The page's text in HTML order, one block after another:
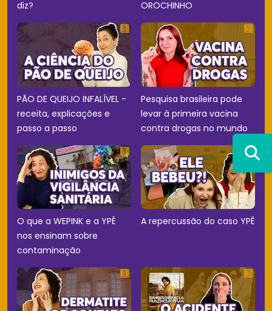
diz? OROCHINHO
PÃO DE QUEIJO INFALÍVEL -
receita, explicações e
passo a passo
Pesquisa brasileira pode
levar à primeira vacina
contra drogas no mundo
O que a WEPINK e a YPÊ
nos ensinam sobre
contaminação
A repercussão do caso YPÊ